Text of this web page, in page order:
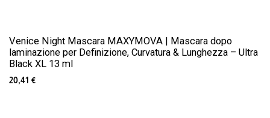
Venice Night Mascara MAXYMOVA | Mascara dopo
laminazione per Definizione, Curvatura & Lunghezza – Ultra
Black XL 13 ml
20,41 €